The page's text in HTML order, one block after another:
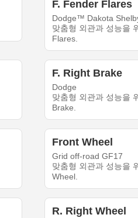
F. Fender Flares
Dodge™ Dakota
맞춤형 외관과 성능을
Flares.
F. Right Brake
Dodge
맞춤형 외관과 성능을
Brake.
Front Wheel
Grid off-road GF17
맞춤형 외관과 성능을
Wheel.
R. Right Wheel